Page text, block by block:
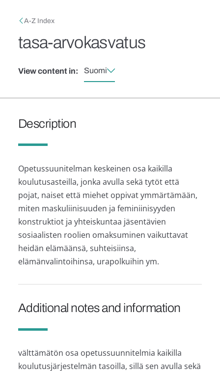
Breadcrumb
A-Z Index
tasa-arvokasvatus
View content in: Suomi
Description
Opetussuunitelman keskeinen osa kaikilla
koulutusasteilla, jonka avulla sekä tytöt että
pojat, naiset että miehet oppivat ymmärtämään,
miten maskuliinisuuden ja feminiinisyyden
konstruktiot ja yhteiskuntaa jäsentävien
sosiaalisten roolien omaksuminen vaikuttavat
heidän elämäänsä, suhteisiinsa,
elämänvalintoihinsa, urapolkuihin ym.
Additional notes and information
välttämätön osa opetussuunnitelmia kaikilla
koulutusjärjestelmän tasoilla, sillä sen avulla sekä